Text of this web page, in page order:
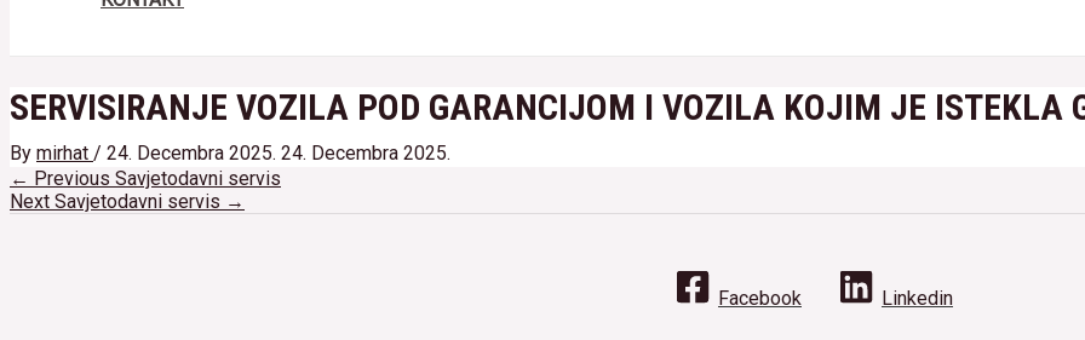
SERVISIRANJE VOZILA POD GARANCIJOM I VOZILA KOJIM JE ISTEKLA
By mirhat / 24. Decembra 2025. 24. Decembra 2025.
Navigacija
članaka
← Previous Savjetodavni servis
Next Savjetodavni servis →
Facebook Linkedin